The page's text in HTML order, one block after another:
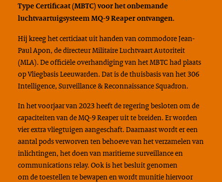
Type Certificaat (MBTC) voor het onbemande
luchtvaartuigsysteem MQ-9 Reaper ontvangen.
Hij kreeg het certiciaat uit handen van commodore Jean-
Paul Apon, de directeur Militaire Luchtvaart Autoriteit
(MLA). De officiële overhandiging van het MBTC had plaats
op Vliegbasis Leeuwarden. Dat is de thuisbasis van het 306
Intelligence, Surveillance & Reconnaissance Squadron.
In het voorjaar van 2023 heeft de regering besloten om de
capaciteiten van de MQ-9 Reaper uit te breiden. Er worden
vier extra vliegtuigen aangeschaft. Daarnaast wordt er een
aantal pods verworven ten behoeve van het verzamelen van
inlichtingen, het doen van maritieme surveillance en
communications relay. Ook is het besluit genomen
om de toestellen te bewapen en wordt munitie hiervoor